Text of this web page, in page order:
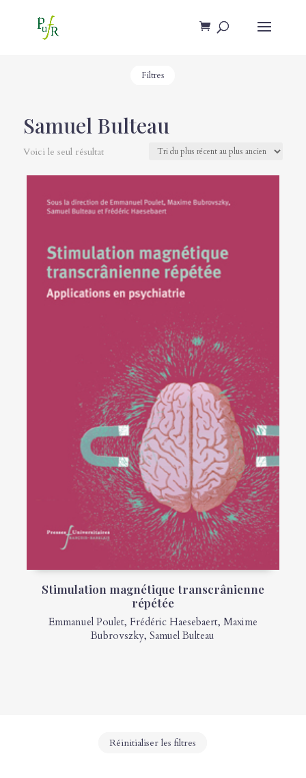
Filtres
Samuel Bulteau
Voici le seul résultat
Stimulation magnétique transcrânienne
répétée
Emmanuel Poulet, Frédéric Haesebaert, Maxime
Bubrovszky,Samuel Bulteau
Réinitialiser les filtres